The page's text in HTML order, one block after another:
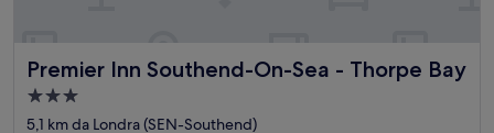
Premier Inn Southend-On-Sea - Thorpe Bay
Premier Inn Southend-On-Sea - Thorpe Bay
Struttura
a
5,1 km da Londra (SEN-Southend)